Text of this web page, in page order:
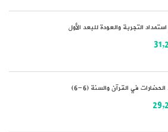
التجربة والعودة للبعد الأول
في القرآن والسنة (6-6)